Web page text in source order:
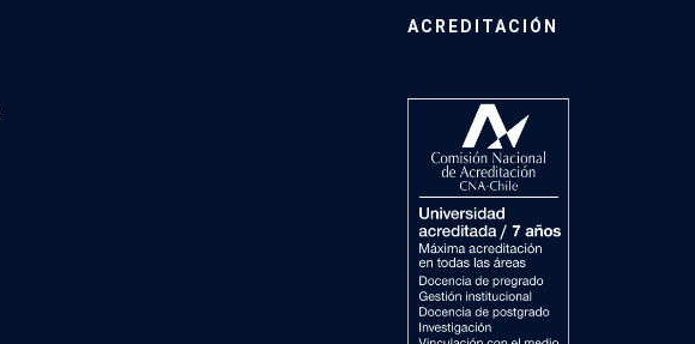
ACREDITACIÓN